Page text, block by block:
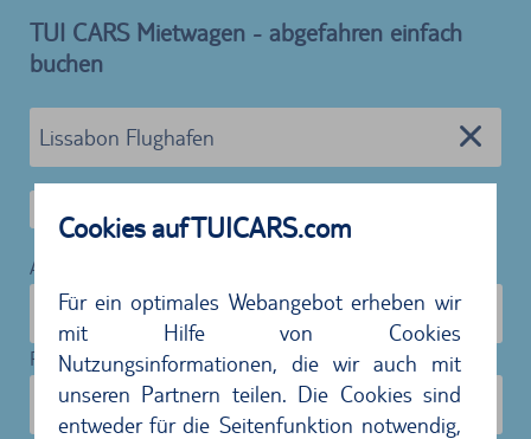
Cookies auf TUICARS.com
Für ein optimales Webangebot erheben wir
mit Hilfe von Cookies
Nutzungsinformationen, die wir auch mit
unseren Partnern teilen. Die Cookies sind
entweder für die Seitenfunktion notwendig,
TUI CARS Mietwagen - abgefahren einfach
buchen
Abholung:
03.09.2026
10:00
Rückgabe:
10.09.2026
10:00